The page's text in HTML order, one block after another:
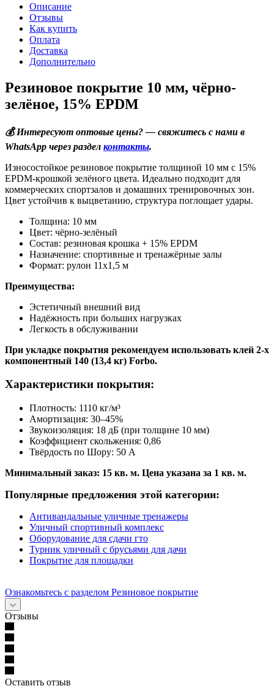
Описание
Отзывы
Как купить
Оплата
Доставка
Дополнительно
Резиновое покрытие 10 мм, чёрно-
зелёное, 15% EPDM
💰 Интересуют оптовые цены? — свяжитесь с нами в
WhatsApp через раздел контакты.
Износостойкое резиновое покрытие толщиной 10 мм с 15%
EPDM-крошкой зелёного цвета. Идеально подходит для
коммерческих спортзалов и домашних тренировочных зон.
Цвет устойчив к выцветанию, структура поглощает удары.
Толщина: 10 мм
Цвет: чёрно-зелёный
Состав: резиновая крошка + 15% EPDM
Назначение: спортивные и тренажёрные залы
Формат: рулон 11х1,5 м
Преимущества:
Эстетичный внешний вид
Надёжность при больших нагрузках
Легкость в обслуживании
При укладке покрытия рекомендуем использовать клей 2-х
компонентный 140 (13,4 кг) Forbo.
Характеристики покрытия:
Плотность: 1110 кг/м³
Амортизация: 30–45%
Звукоизоляция: 18 дБ (при толщине 10 мм)
Коэффициент скольжения: 0,86
Твёрдость по Шору: 50 A
Минимальный заказ: 15 кв. м. Цена указана за 1 кв. м.
Популярные предложения этой категории:
Антивандальные уличные тренажеры
Уличный спортивный комплекс
Оборудование для сдачи гто
Турник уличный с брусьями для дачи
Покрытие для площадки
Ознакомьтесь с разделом Резиновое покрытие
Отзывы
Оставить отзыв